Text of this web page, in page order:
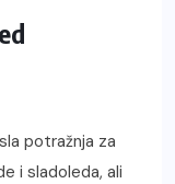
potražnja za
i sladoleda, ali